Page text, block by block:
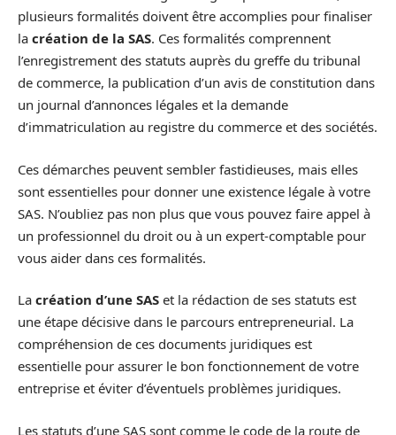
plusieurs formalités doivent être accomplies pour finaliser
la création de la SAS. Ces formalités comprennent
l’enregistrement des statuts auprès du greffe du tribunal
de commerce, la publication d’un avis de constitution dans
un journal d’annonces légales et la demande
d’immatriculation au registre du commerce et des sociétés.
Ces démarches peuvent sembler fastidieuses, mais elles
sont essentielles pour donner une existence légale à votre
SAS. N’oubliez pas non plus que vous pouvez faire appel à
un professionnel du droit ou à un expert-comptable pour
vous aider dans ces formalités.
La création d’une SAS et la rédaction de ses statuts est
une étape décisive dans le parcours entrepreneurial. La
compréhension de ces documents juridiques est
essentielle pour assurer le bon fonctionnement de votre
entreprise et éviter d’éventuels problèmes juridiques.
Les statuts d’une SAS sont comme le code de la route de